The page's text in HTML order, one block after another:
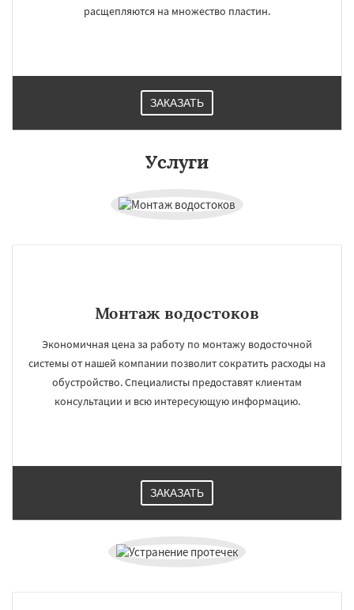
расщепляются на множество пластин.
ЗАКАЗАТЬ
Услуги
Монтаж водостоков
Экономичная цена за работу по монтажу водосточной
системы от нашей компании позволит сократить расходы на
обустройство. Специалисты предоставят клиентам
консультации и всю интересующую информацию.
ЗАКАЗАТЬ